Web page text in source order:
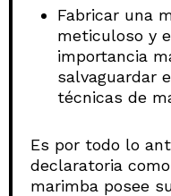
Fabricar una
meticuloso y
importancia
salvaguardar
técnicas de
Es por todo lo
declaratoria
marimba posee